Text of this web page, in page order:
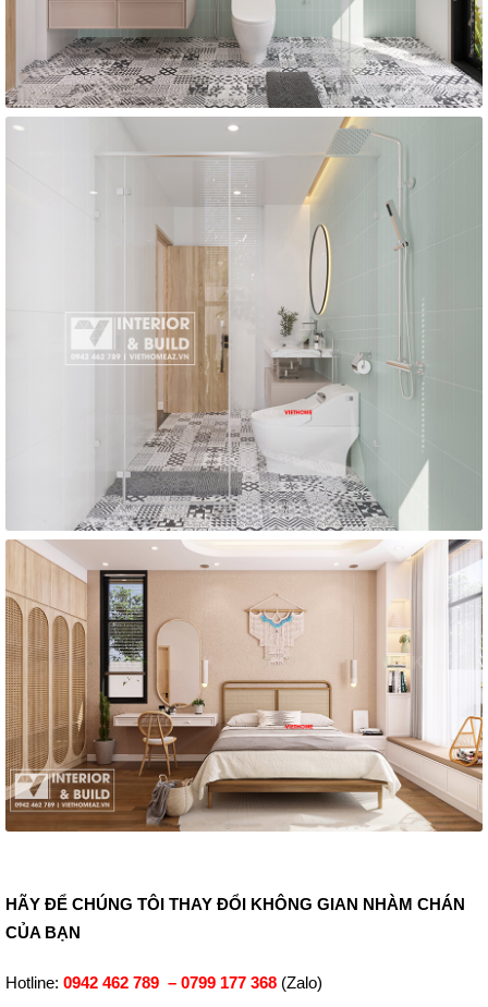
HÃY ĐỂ CHÚNG TÔI THAY ĐỔI KHÔNG GIAN NHÀM CHÁN
CỦA BẠN
Hotline: 0942 462 789 – 0799 177 368 (Zalo)